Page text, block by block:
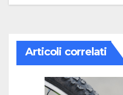
Articoli correlati